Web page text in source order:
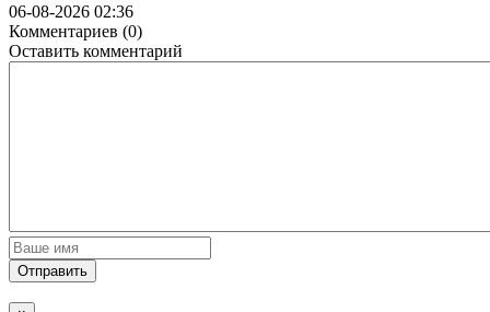
06-08-2026 02:36
Комментариев (0)
Оставить комментарий
Отправить